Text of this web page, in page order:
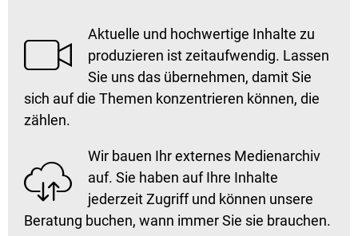

Aktuelle und hochwertige Inhalte zu
produzieren ist zeitaufwendig. Lassen
Sie uns das übernehmen, damit Sie
sich auf die Themen konzentrieren können, die
zählen.

Wir bauen Ihr externes Medienarchiv
auf. Sie haben auf Ihre Inhalte
jederzeit Zugriff und können unsere
Beratung buchen, wann immer Sie sie brauchen.